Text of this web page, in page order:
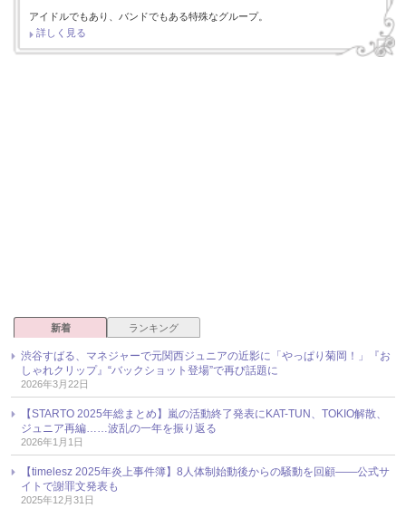
アイドルでもあり、バンドでもある特殊なグループ。
詳しく見る
新着 ランキング
渋谷すばる、マネジャーで元関西ジュニアの近影に「やっぱり菊岡！」『お
しゃれクリップ』“バックショット登場”で再び話題に
2026年3月22日
【STARTO 2025年総まとめ】嵐の活動終了発表にKAT-TUN、TOKIO解散、
ジュニア再編……波乱の一年を振り返る
2026年1月1日
【timelesz 2025年炎上事件簿】8人体制始動後からの騒動を回顧――公式サ
イトで謝罪文発表も
2025年12月31日